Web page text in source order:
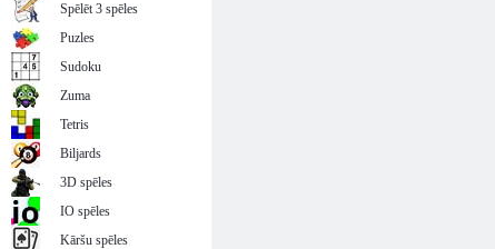
Spēlēt 3 spēles
Puzles
Sudoku
Zuma
Tetris
Biljards
3D spēles
IO spēles
Kāršu spēles